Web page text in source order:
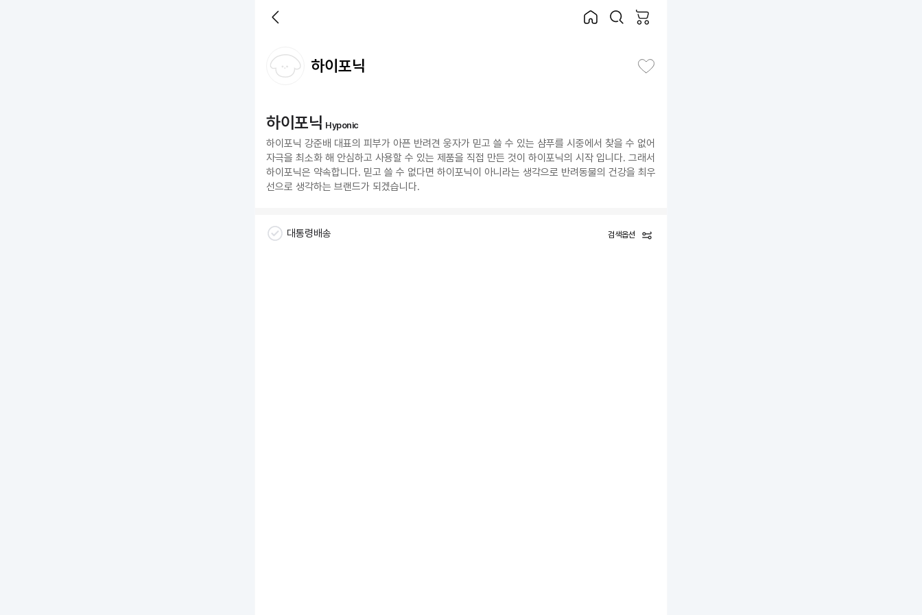
하이포닉
하이포닉 Hyponic
하이포닉 강준배 대표의 피부가 아픈 반려견 웅자가 믿고 쓸 수 있는 샴푸를 시중에서 찾을 수 없어
자극을 최소화 해 안심하고 사용할 수 있는 제품을 직접 만든 것이 하이포닉의 시작 입니다. 그래서
하이포닉은 약속합니다. 믿고 쓸 수 없다면 하이포닉이 아니라는 생각으로 반려동물의 건강을 최우
선으로 생각하는 브랜드가 되겠습니다.
대통령배송 검색옵션